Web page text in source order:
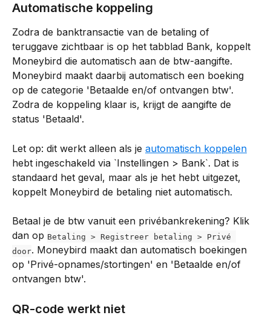
Automatische koppeling
Zodra de banktransactie van de betaling of
teruggave zichtbaar is op het tabblad Bank, koppelt
Moneybird die automatisch aan de btw-aangifte.
Moneybird maakt daarbij automatisch een boeking
op de categorie 'Betaalde en/of ontvangen btw'.
Zodra de koppeling klaar is, krijgt de aangifte de
status 'Betaald'.
Let op: dit werkt alleen als je automatisch koppelen
hebt ingeschakeld via `Instellingen > Bank`. Dat is
standaard het geval, maar als je het hebt uitgezet,
koppelt Moneybird de betaling niet automatisch.
Betaal je de btw vanuit een privébankrekening? Klik
dan op Betaling > Registreer betaling > Privé
door. Moneybird maakt dan automatisch boekingen
op 'Privé-opnames/stortingen' en 'Betaalde en/of
ontvangen btw'.
QR-code werkt niet